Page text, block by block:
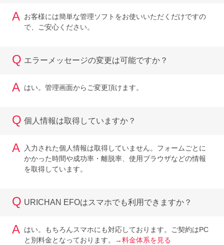
A お客様には簡単な管理ソフトをお使いいただくだけですの
で、ご安心ください。
Q エラーメッセージの変更は可能ですか？
A はい。管理画面からご変更頂けます。
Q 個人情報は取得していますか？
A
入力された個人情報は取得していません。フォームごとに
かかった時間や成功率・離脱率、使用ブラウザなどの情報
を取得しています。
Q URICHAN EFOはスマホでも利用できますか？
A はい。もちろんスマホにも対応しております。ご契約はPC
と別料金となっております。
→料金体系を見る